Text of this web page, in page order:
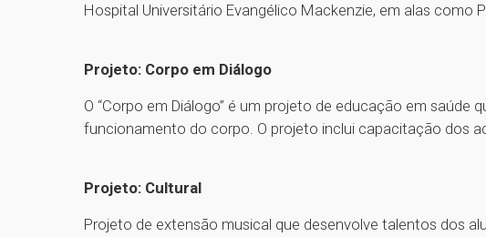
Hospital Universitário Evangélico Mackenzie, em alas como
Projeto: Corpo em Diálogo
O “Corpo em Diálogo” é um projeto de educação em
funcionamento do corpo. O projeto inclui capacitação dos
Projeto: Cultural
Projeto de extensão musical que desenvolve talentos dos